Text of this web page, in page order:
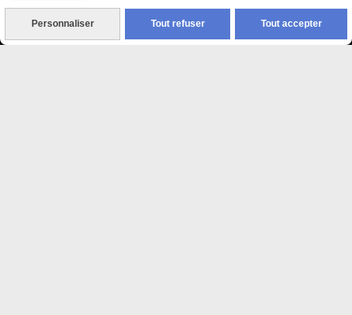

Personnaliser Tout refuser Tout accepter